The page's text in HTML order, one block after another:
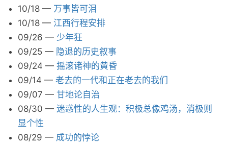
10/18 — 万事皆可泪
10/18 — 江西行程安排
09/26 — 少年狂
09/25 — 隐退的历史叙事
09/24 — 摇滚诸神的黄昏
09/14 — 老去的一代和正在老去的我们
09/07 — 甘地论自治
08/30 — 迷惑性的人生观：积极总像鸡汤，消极则
显个性
08/29 — 成功的悖论